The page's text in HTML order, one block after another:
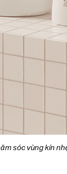
sóc vùng kín